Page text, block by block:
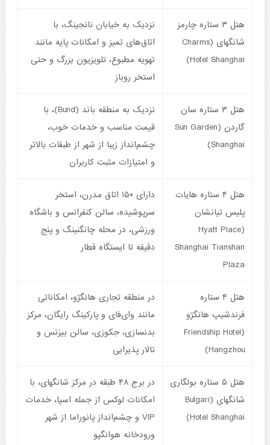
هتل ۳ ستاره چارمز
شانگهای (Charms
Hotel Shanghai)
نزدیک به خیابان نانجینگ، با
اتاق‌های تمیز و امکانات پایه مانند
تهویه مطبوع، تلویزیون بزرگ و حتی
استخر روباز
هتل ۳ ستاره سان
گاردن (Sun Garden
Shanghai)
نزدیک به منطقه باند (Bund)، با
قیمت مناسب و خدمات خوب،
چشم‌انداز زیبا از شهر از طبقات بالاتر
و امتیازات مثبت کاربران
هتل ۴ ستاره هایات
پلیس تیانشان
(Hyatt Place
Shanghai Tianshan
Plaza
دارای ۱۵۰ اتاق مدرن، استخر
سرپوشیده، سالن کنفرانس و باشگاه
ورزشی، در محله چانگنینگ و پنج
دقیقه تا ایستگاه قطار
هتل ۴ ستاره
فرندشیپ هانگژو
(Friendship Hotel
Hangzhou)
در منطقه تجاری هانگژو، امکاناتی
مانند وای‌فای و پارکینگ رایگان، مرکز
بدنسازی، جکوزی، سالن بیزنس و
تالار پذیرایی
هتل ۵ ستاره بولگاری
شانگهای (Bulgari
Hotel Shanghai)
در برج ۴۸ طبقه در مرکز شانگهای، با
امکانات لوکس از جمله اسپا، خدمات
VIP و چشم‌انداز پانوراما از شهر
ورودخانه هوانگپو